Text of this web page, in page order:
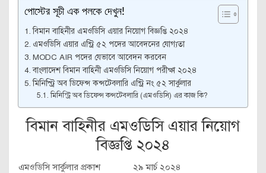
পোস্টের সূচী এক পলকে দেখুন!
বিমান বাহিনীর এমওডিসি এয়ার নিয়োগ বিজ্ঞপ্তি ২০২৪
এমওডিসি এয়ার এন্ট্রি ৫২ পদের আবেদনের যোগ্যতা
MODC AIR পদের যেভাবে আবেদন করবেন
বাংলাদেশ বিমান বাহিনী এমওডিসি নিয়োগ পরীক্ষা ২০২৪
মিনিস্ট্রি অব ডিফেন্স কন্সটেবলারি এন্ট্রি নং ৫২ সার্কুলার
মিনিস্ট্রি অব ডিফেন্স কন্সটেবলারি (এমওডিসি) এর কাজ কি?
বিমান বাহিনীর এমওডিসি এয়ার নিয়োগ
বিজ্ঞপ্তি ২০২৪
এমওডিসি সার্কুলার প্রকাশ
২৯ মার্চ ২০২৪